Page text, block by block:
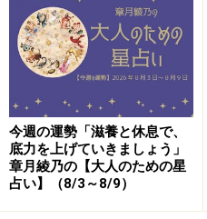
10位：おひつじ座
19日生まれ）
2024年7月20日の運勢「おひ
被害妄想に悩まされそう。
を。
今週の運勢「滋養と休息で、
底力を上げていきましょう」
章月綾乃の【大人のための星
占い】（8/3～8/9）